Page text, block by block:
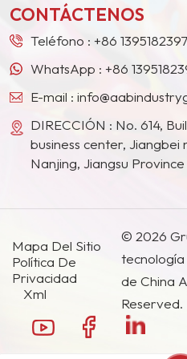
recubrimientos y
pinturas.
CONTÁCTENOS
Teléfono : +86
WhatsApp : +86
E-mail :
DIRECCIÓN : No. 614,
business center,
Nanjing, Jiangsu
Mapa Del Sitio
Política De
Privacidad
Xml
© 2026
tecnología
de China
Reserved.